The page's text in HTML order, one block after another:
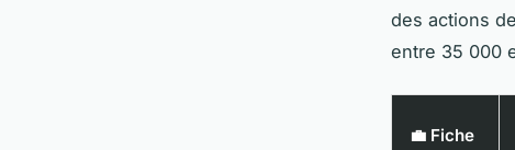
des actions
entre 35 000
💼 Fiche